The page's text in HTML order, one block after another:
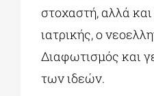
στοχαστή, αλλά και
ιατρικής, ο
Διαφωτισμός και
των ιδεών.